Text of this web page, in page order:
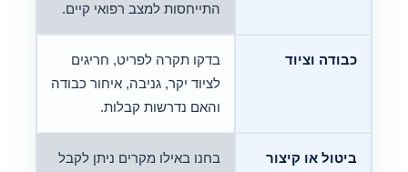
התייחסות למצב רפואי קיים.
כבודה וציוד
בדקו תקרה לפריט, חריגים
לציוד יקר, גניבה, איחור כבודה
והאם נדרשות קבלות.
ביטול או קיצור
בחנו באילו מקרים ניתן לקבל